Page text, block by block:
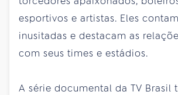
esportivos e artistas. Eles
inusitadas e destacam as
com seus times e estádios.
A série documental da TV Brasil